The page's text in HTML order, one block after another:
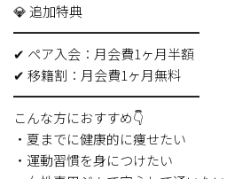
💎 追加特典
━━━━━━━━━━━━━━
✔ ペア入会：月会費1ヶ月半額
✔ 移籍割：月会費1ヶ月無料
━━━━━━━━━━━━━━
こんな方におすすめ👇
・夏までに健康的に痩せたい
・運動習慣を身につけたい